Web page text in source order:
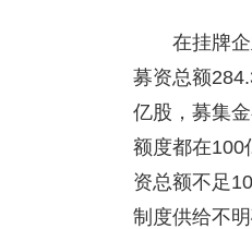
在挂牌
募资总额
亿股，募集
额度都在100
资总额不足
制度供给不